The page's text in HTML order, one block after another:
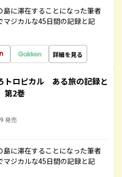
に滞在することになった筆者
ジカルな45日間の記録と記
詳細を見る
トロピカル ある旅の記録と
2巻
発売
に滞在することになった筆者
ジカルな45日間の記録と記